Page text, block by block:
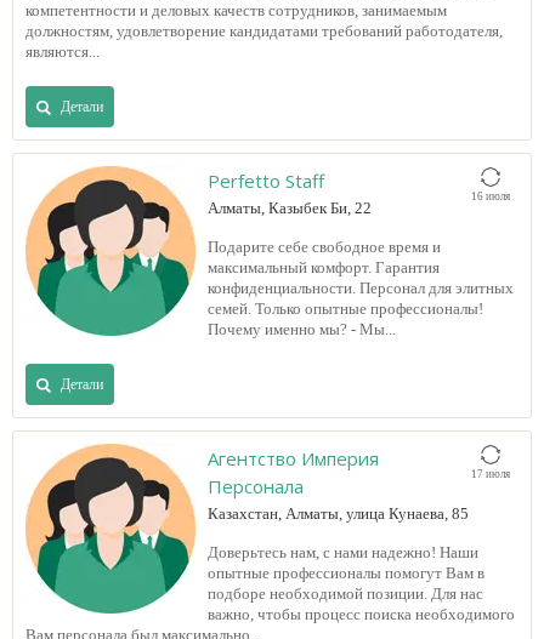
компетентности и деловых качеств сотрудников, занимаемым
должностям, удовлетворение кандидатами требований работодателя,
являются...
Детали
16 июля
Perfetto Staff
Алматы, Казыбек Би, 22
Подарите себе свободное время и
максимальный комфорт. Гарантия
конфиденциальности. Персонал для элитных
семей. Только опытные профессионалы!
Почему именно мы? - Мы...
Детали
17 июля
Агентство Империя
Персонала
Казахстан, Алматы, улица Кунаева, 85
Доверьтесь нам, с нами надежно! Наши
опытные профессионалы помогут Вам в
подборе необходимой позиции. Для нас
важно, чтобы процесс поиска необходимого
Вам персонала был максимально...